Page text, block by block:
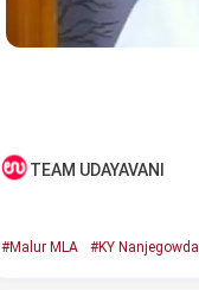
TEAM UDAYAVANI
#Malur MLA #KY Nanjegowda